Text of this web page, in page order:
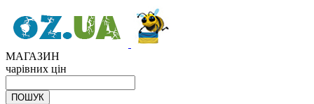
МАГАЗИН
чарівних цін